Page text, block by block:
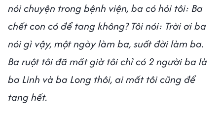
nói chuyện trong bệnh viện, ba có hỏi tôi: Ba
chết con có để tang không? Tôi nói: Trời ơi ba
nói gì vậy, một ngày làm ba, suốt đời làm ba.
Ba ruột tôi đã mất giờ tôi chỉ có 2 người ba là
ba Linh và ba Long thôi, ai mất tôi cũng để
tang hết.